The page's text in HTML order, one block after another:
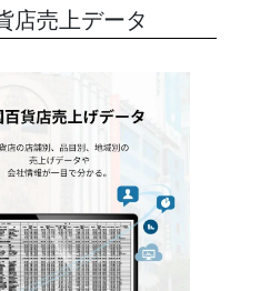
店売上データ